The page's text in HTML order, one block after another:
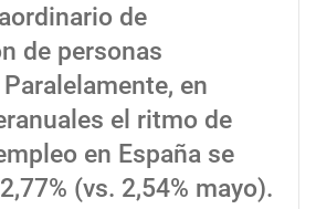
de
de personas
en
el ritmo de
en España se
(vs. 2,54% mayo).